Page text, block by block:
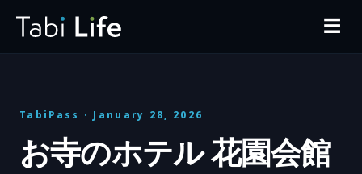
☰
TabiPass · January 28, 2026
お寺のホテル 花園会館